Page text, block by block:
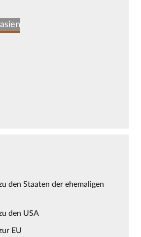
den Staaten der ehemaligen
den USA
EU